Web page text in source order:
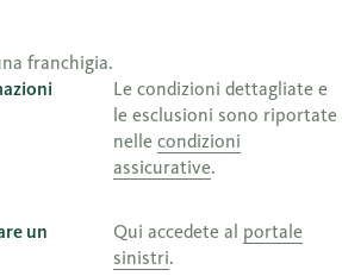
franchigia.
Le condizioni dettagliate e
le esclusioni sono riportate
nelle condizioni
assicurative.
un
Qui accedete al portale
sinistri.